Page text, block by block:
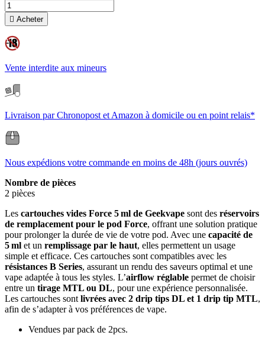
 Acheter
Vente interdite aux mineurs
Livraison par Chronopost et Amazon à domicile ou en point relais*
Nous expédions votre commande en moins de 48h (jours ouvrés)
Nombre de pièces
2 pièces
Les cartouches vides Force 5 ml de Geekvape sont des réservoirs
de remplacement pour le pod Force, offrant une solution pratique
pour prolonger la durée de vie de votre pod. Avec une capacité de
5 ml et un remplissage par le haut, elles permettent un usage
simple et efficace. Ces cartouches sont compatibles avec les
résistances B Series, assurant un rendu des saveurs optimal et une
vape adaptée à tous les styles. L’airflow réglable permet de choisir
entre un tirage MTL ou DL, pour une expérience personnalisée.
Les cartouches sontlivrées avec 2 drip tips DL et 1 drip tip MTL,
afin de s’adapter à vos préférences de vape.
Vendues par pack de 2pcs.